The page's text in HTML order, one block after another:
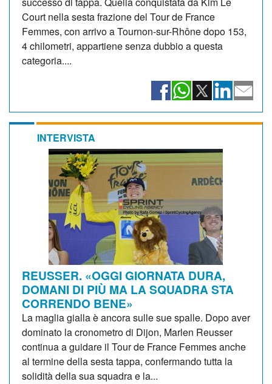
Court nella sesta frazione del Tour de France
Femmes, con arrivo a Tournon-sur-Rhône dopo 153,
4 chilometri, appartiene senza dubbio a questa
categoria....
INTERVISTA
REUSSER. «OGGI GIORNATA DURA,
DOMANI DI PIÙ MA LA SQUADRA STA
CORRENDO BENE»
La maglia gialla è ancora sulle sue spalle. Dopo aver
dominato la cronometro di Dijon, Marlen Reusser
continua a guidare il Tour de France Femmes anche
al termine della sesta tappa, confermando tutta la
solidità della sua squadra e la...